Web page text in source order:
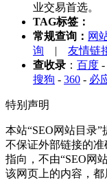
业交易首选。
TAG标签：
常规查询： 网
询 | 友情链
查收录 ： 百度 -
搜狗 - 360 - 必
特别声明
本站“SEO网站目录”
不保证外部链接的
指向，不由“SEO网
该网页上的内容，